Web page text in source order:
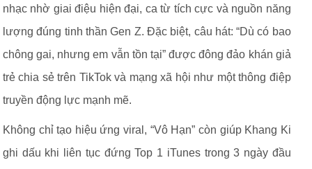
nhạc nhờ giai điệu hiện đại, ca từ tích cực và nguồn năng
lượng đúng tinh thần Gen Z. Đặc biệt, câu hát: “Dù có bao
chông gai, nhưng em vẫn tồn tại” được đông đảo khán giả
trẻ chia sẻ trên TikTok và mạng xã hội như một thông điệp
truyền động lực mạnh mẽ.
Không chỉ tạo hiệu ứng viral, “Vô Hạn” còn giúp Khang Ki
ghi dấu khi liên tục đứng Top 1 iTunes trong 3 ngày đầu